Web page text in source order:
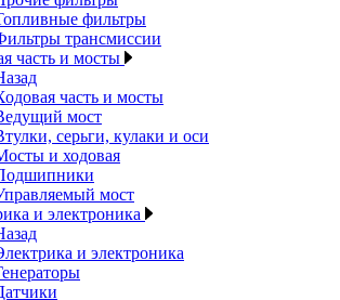
фильтры
трансмиссии
часть и мосты
часть и мосты
мост
серьги, кулаки и оси
и ходовая
мост
и электроника
и электроника